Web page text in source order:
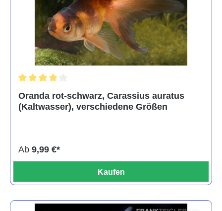
Oranda rot-schwarz, Carassius auratus
(Kaltwasser), verschiedene Größen
Ab 9,99 €*
Kaufen